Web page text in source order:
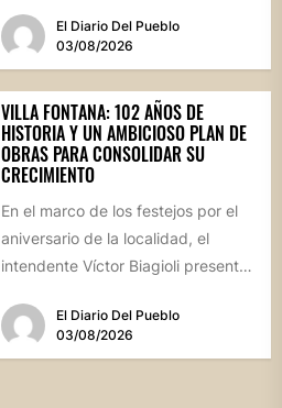
El Diario Del Pueblo
03/08/2026
VILLA FONTANA: 102 AÑOS DE
HISTORIA Y UN AMBICIOSO PLAN DE
OBRAS PARA CONSOLIDAR SU
CRECIMIENTO
En el marco de los festejos por el
aniversario de la localidad, el
intendente Víctor Biagioli presentó
El Diario Del Pueblo
03/08/2026